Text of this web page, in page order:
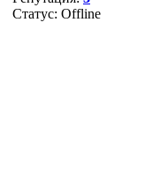
Статус: Offline